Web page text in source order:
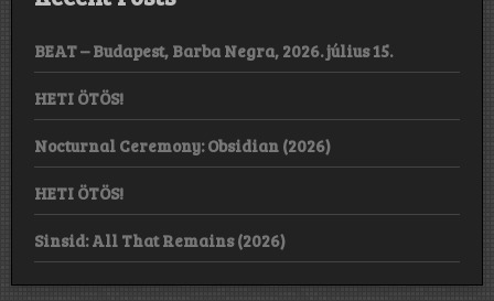
BEAT – Budapest, Barba Negra, 2026. július 15.
HETI ÖTÖS!
Nocturnal Ceremony: Obsidian (2026)
HETI ÖTÖS!
Sinsid: All That Remains (2026)